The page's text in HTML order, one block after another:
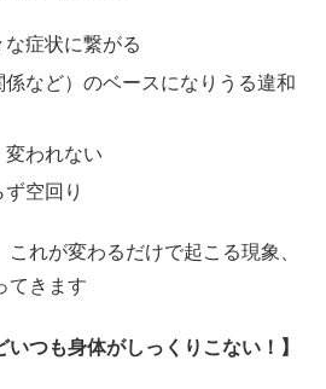
症状に繋がる
など）のベースになりうる違和
変われない
空回り
れが変わるだけで起こる現象、
てきます
いつも身体がしっくりこない！】